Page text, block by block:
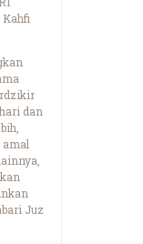
Kahfi
dan
amal
Juz